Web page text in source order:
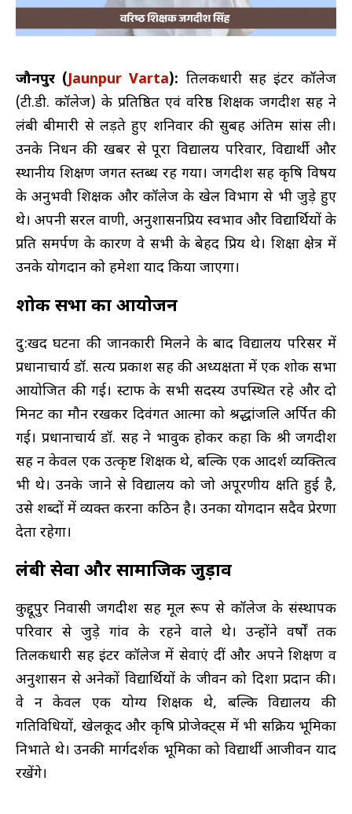
जौनपुर (Jaunpur Varta): तिलकधारी सिंह इंटर कॉलेज
(टी.डी. कॉलेज) के प्रतिष्ठित एवं वरिष्ठ शिक्षक जगदीश सिंह ने
लंबी बीमारी से लड़ते हुए शनिवार की सुबह अंतिम सांस ली।
उनके निधन की खबर से पूरा विद्यालय परिवार, विद्यार्थी और
स्थानीय शिक्षण जगत स्तब्ध रह गया। जगदीश सिंह कृषि विषय
के अनुभवी शिक्षक और कॉलेज के खेल विभाग से भी जुड़े हुए
थे। अपनी सरल वाणी, अनुशासनप्रिय स्वभाव और विद्यार्थियों के
प्रति समर्पण के कारण वे सभी के बेहद प्रिय थे। शिक्षा क्षेत्र में
उनके योगदान को हमेशा याद किया जाएगा।
शोक सभा का आयोजन
दु:खद घटना की जानकारी मिलने के बाद विद्यालय परिसर में
प्रधानाचार्य डॉ. सत्य प्रकाश सिंह की अध्यक्षता में एक शोक सभा
आयोजित की गई। स्टाफ के सभी सदस्य उपस्थित रहे और दो
मिनट का मौन रखकर दिवंगत आत्मा को श्रद्धांजलि अर्पित की
गई। प्रधानाचार्य डॉ. सिंह ने भावुक होकर कहा कि श्री जगदीश
सिंह न केवल एक उत्कृष्ट शिक्षक थे, बल्कि एक आदर्श व्यक्तित्व
भी थे। उनके जाने से विद्यालय को जो अपूरणीय क्षति हुई है,
उसे शब्दों में व्यक्त करना कठिन है। उनका योगदान सदैव प्रेरणा
देता रहेगा।
लंबी सेवा और सामाजिक जुड़ाव
कुद्दूपुर निवासी जगदीश सिंह मूल रूप से कॉलेज के संस्थापक
परिवार से जुड़े गांव के रहने वाले थे। उन्होंने वर्षों तक
तिलकधारी सिंह इंटर कॉलेज में सेवाएं दीं और अपने शिक्षण व
अनुशासन से अनेकों विद्यार्थियों के जीवन को दिशा प्रदान की।
वे न केवल एक योग्य शिक्षक थे, बल्कि विद्यालय की
गतिविधियों, खेलकूद और कृषि प्रोजेक्ट्स में भी सक्रिय भूमिका
निभाते थे। उनकी मार्गदर्शक भूमिका को विद्यार्थी आजीवन याद
रखेंगे।